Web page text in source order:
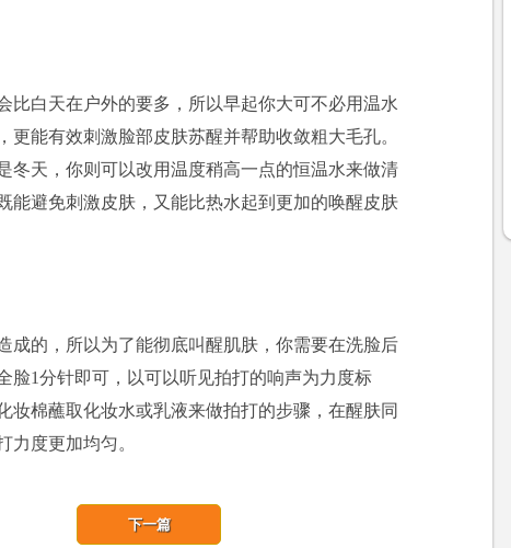
白天在户外的要多，所以早起你大可不必用温水
能有效刺激脸部皮肤苏醒并帮助收敛粗大毛孔。
冬天，你则可以改用温度稍高一点的恒温水来做清
能避免刺激皮肤，又能比热水起到更加的唤醒皮肤
的，所以为了能彻底叫醒肌肤，你需要在洗脸后
脸1分针即可，以可以听见拍打的响声为力度标
棉蘸取化妆水或乳液来做拍打的步骤，在醒肤同
力度更加均匀。
下一篇